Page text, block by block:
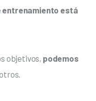
entrenamiento está
objetivos, podemos